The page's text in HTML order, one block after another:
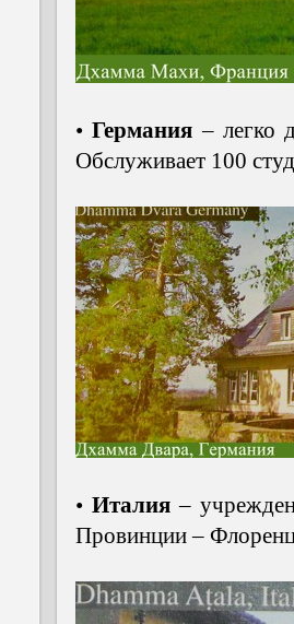
•Германия– легко
Обслуживает 100
• Италия–
Провинции –